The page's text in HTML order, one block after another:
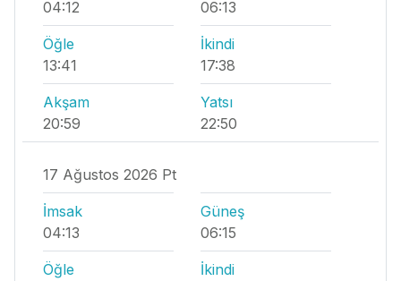
04:12
06:13
Öğle
13:41
İkindi
17:38
Akşam
20:59
Yatsı
22:50
17 Ağustos 2026 Pt
İmsak
04:13
Güneş
06:15
Öğle
İkindi